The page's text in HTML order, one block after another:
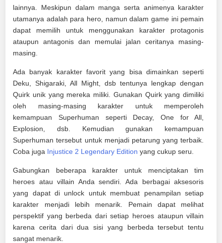
lainnya. Meskipun dalam manga serta animenya karakter
utamanya adalah para hero, namun dalam game ini pemain
dapat memilih untuk menggunakan karakter protagonis
ataupun antagonis dan memulai jalan ceritanya masing-
masing.
Ada banyak karakter favorit yang bisa dimainkan seperti
Deku, Shigaraki, All Might, dsb tentunya lengkap dengan
Quirk unik yang mereka miliki. Gunakan Quirk yang dimiliki
oleh masing-masing karakter untuk memperoleh
kemampuan Superhuman seperti Decay, One for All,
Explosion, dsb. Kemudian gunakan kemampuan
Superhuman tersebut untuk menjadi petarung yang terbaik.
Coba juga Injustice 2 Legendary Edition yang cukup seru.
Gabungkan beberapa karakter untuk menciptakan tim
heroes atau villain Anda sendiri. Ada berbagai aksesoris
yang dapat di unlock untuk membuat penampilan setiap
karakter menjadi lebih menarik. Pemain dapat melihat
perspektif yang berbeda dari setiap heroes ataupun villain
karena cerita dari dua sisi yang berbeda tersebut tentu
sangat menarik.